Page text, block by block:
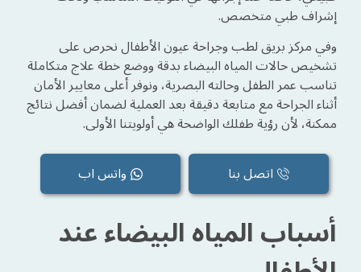
إشراف طبي متخصص.
وفي مركز بريق لطب وجراحة عيون الأطفال نحرص على
تشخيص حالات المياه البيضاء بدقة ووضع خطة علاج متكاملة
تناسب عمر الطفل وحالته البصرية، ونوفر أعلى معايير الأمان
أثناء الجراحة مع متابعة دقيقة بعد العملية لضمان أفضل نتائج
ممكنة، لأن رؤية طفلك الواضحة هي أولويتنا الأولى.
اتصل بنا
واتس اب
أسباب المياه البيضاء عند